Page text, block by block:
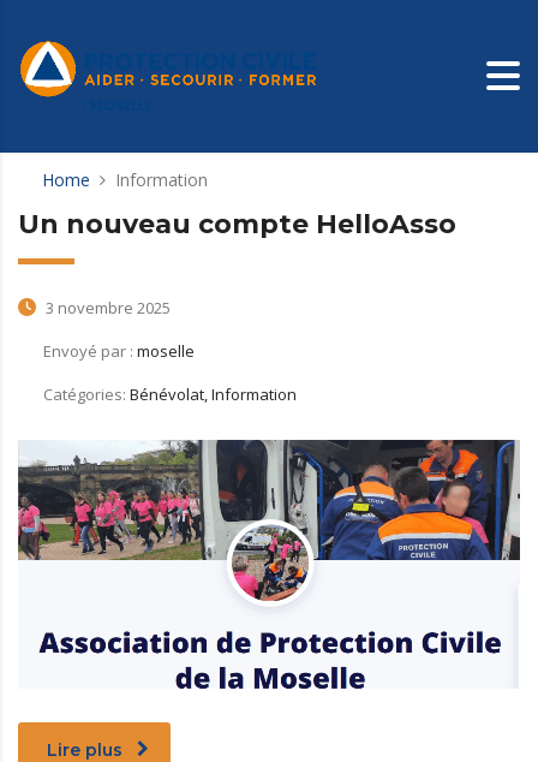
Home Information
Un nouveau compte HelloAsso
3 novembre 2025
Envoyé par : moselle
Catégories: Bénévolat, Information
Lire plus